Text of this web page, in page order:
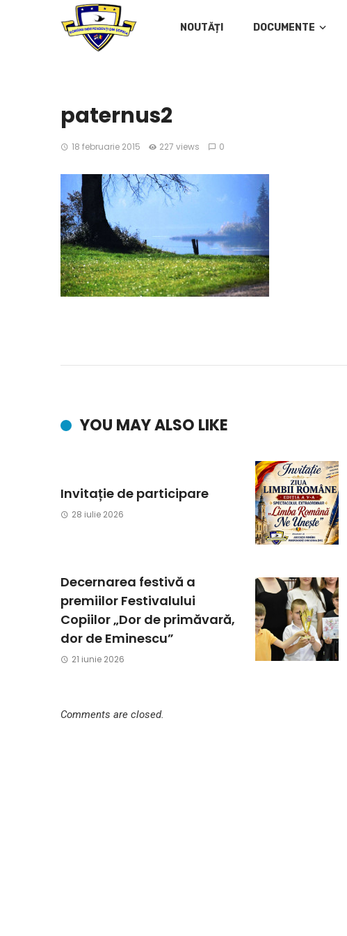
NOUTĂȚI DOCUMENTE
paternus2
18 februarie 2015 227 views 0
YOU MAY ALSO LIKE
Invitație de participare
28 iulie 2026
Decernarea festivă a
premiilor Festivalului
Copiilor „Dor de primăvară,
dor de Eminescu”
21 iunie 2026
Comments are closed.